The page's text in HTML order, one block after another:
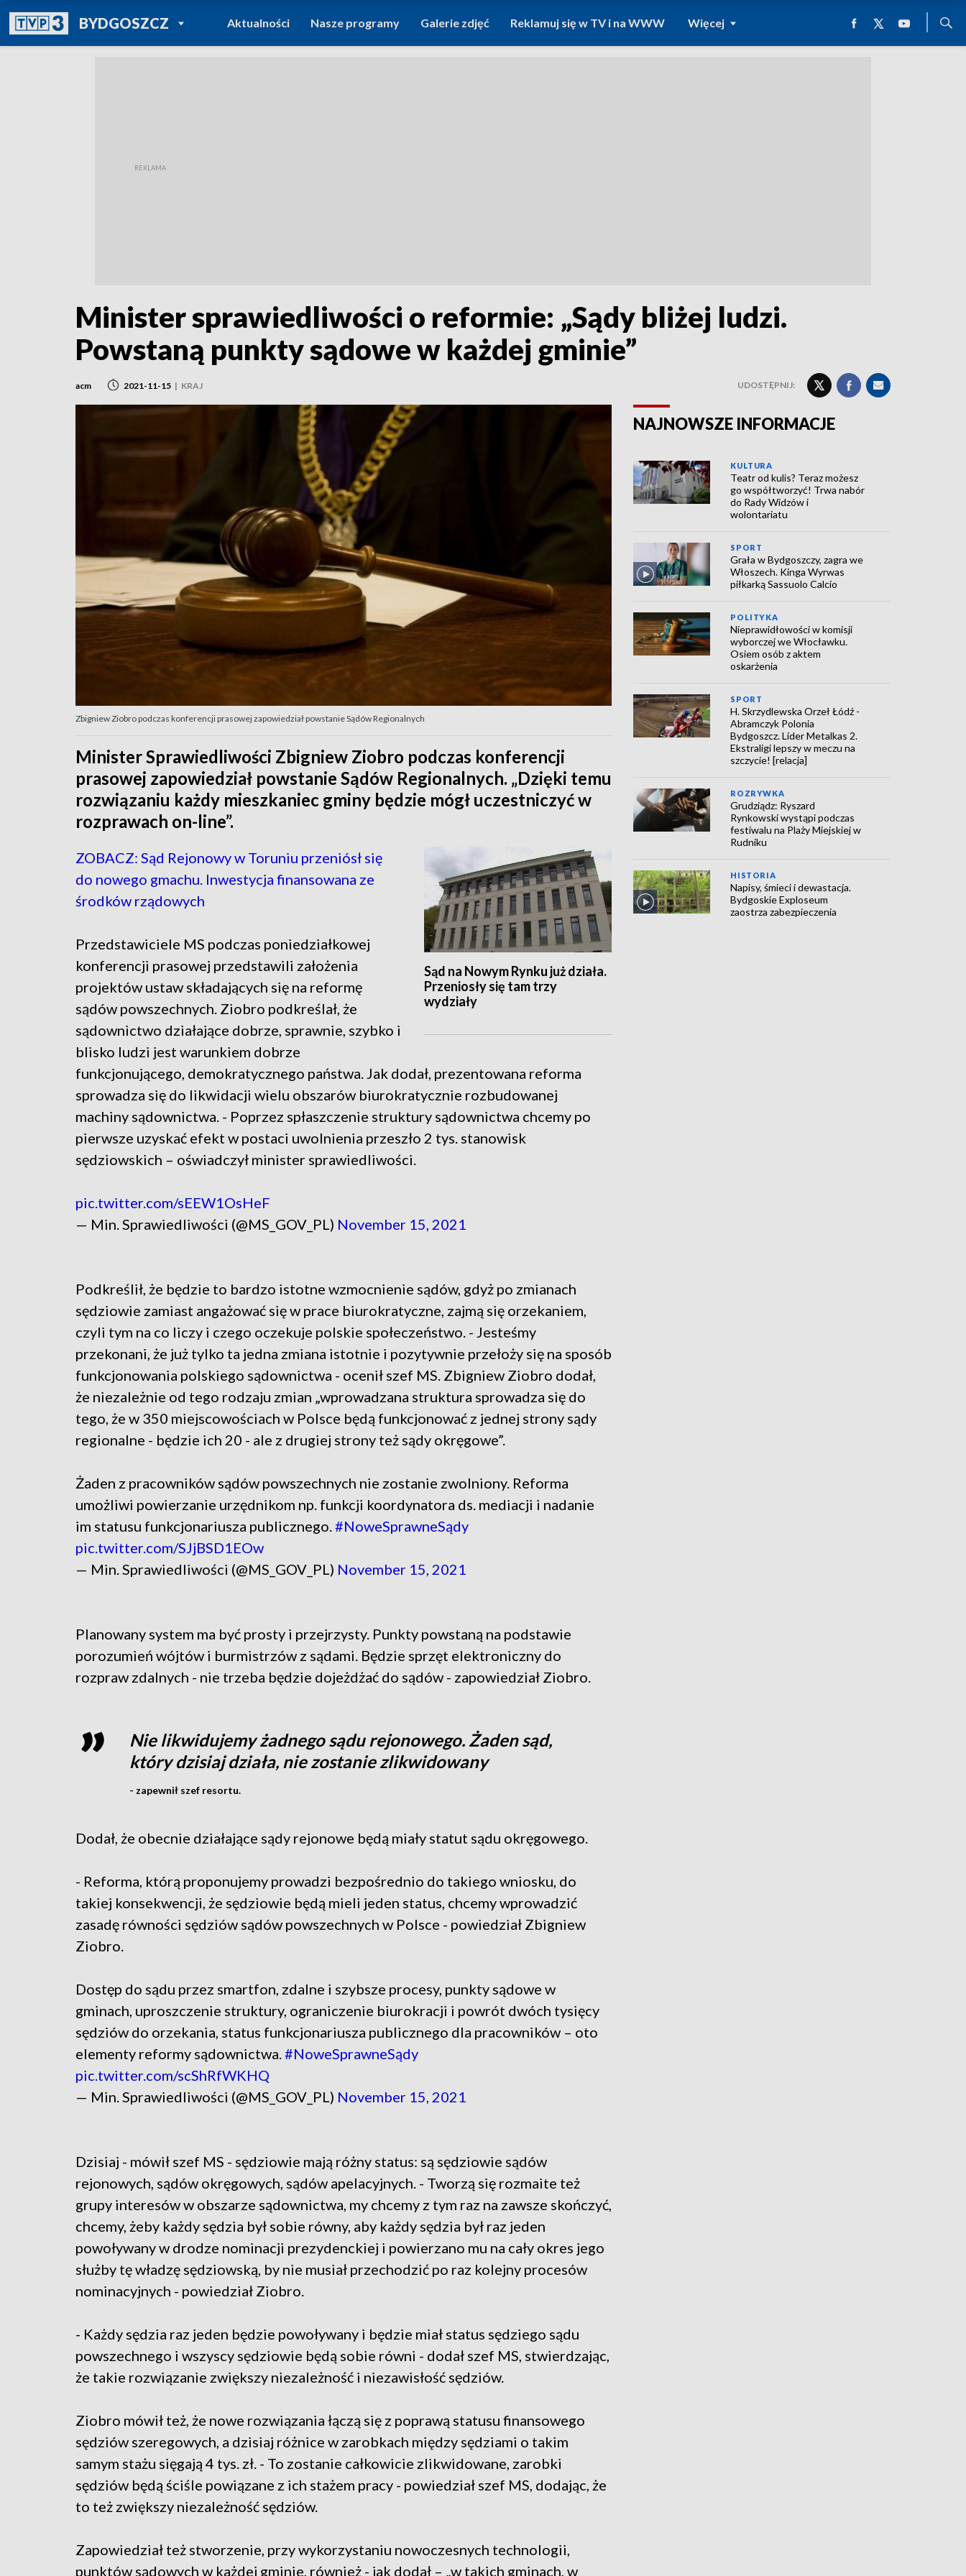
BYDGOSZCZPOWRÓT DO
TVP REGIONY
Aktualności Nasze programy Galerie zdjęć Reklamuj się w TV i na WWW Więcej
Minister sprawiedliwości o reformie: „Sądy bliżej ludzi.
Powstaną punkty sądowe w każdej gminie”
acm 2021-11-15 | KRAJ UDOSTĘPNIJ:
Zbigniew Ziobro podczas konferencji prasowej zapowiedział powstanie Sądów Regionalnych
Minister Sprawiedliwości Zbigniew Ziobro podczas konferencji
prasowej zapowiedział powstanie Sądów Regionalnych. „Dzięki temu
rozwiązaniu każdy mieszkaniec gminy będzie mógł uczestniczyć w
rozprawach on-line”.
Sąd na Nowym Rynku już działa.
Przeniosły się tam trzy
wydziały
ZOBACZ: Sąd Rejonowy w Toruniu przeniósł się
do nowego gmachu. Inwestycja finansowana ze
środków rządowych
Przedstawiciele MS podczas poniedziałkowej
konferencji prasowej przedstawili założenia
projektów ustaw składających się na reformę
sądów powszechnych. Ziobro podkreślał, że
sądownictwo działające dobrze, sprawnie, szybko i
blisko ludzi jest warunkiem dobrze
funkcjonującego, demokratycznego państwa. Jak dodał, prezentowana reforma
sprowadza się do likwidacji wielu obszarów biurokratycznie rozbudowanej
machiny sądownictwa. - Poprzez spłaszczenie struktury sądownictwa chcemy po
pierwsze uzyskać efekt w postaci uwolnienia przeszło 2 tys. stanowisk
sędziowskich – oświadczył minister sprawiedliwości.
pic.twitter.com/sEEW1OsHeF
— Min. Sprawiedliwości (@MS_GOV_PL) November 15, 2021
Podkreślił, że będzie to bardzo istotne wzmocnienie sądów, gdyż po zmianach
sędziowie zamiast angażować się w prace biurokratyczne, zajmą się orzekaniem,
czyli tym na co liczy i czego oczekuje polskie społeczeństwo. - Jesteśmy
przekonani, że już tylko ta jedna zmiana istotnie i pozytywnie przełoży się na sposób
funkcjonowania polskiego sądownictwa - ocenił szef MS. Zbigniew Ziobro dodał,
że niezależnie od tego rodzaju zmian „wprowadzana struktura sprowadza się do
tego, że w 350 miejscowościach w Polsce będą funkcjonować z jednej strony sądy
regionalne - będzie ich 20 - ale z drugiej strony też sądy okręgowe”.
Żaden z pracowników sądów powszechnych nie zostanie zwolniony. Reforma
umożliwi powierzanie urzędnikom np. funkcji koordynatora ds. mediacji i nadanie
im statusu funkcjonariusza publicznego.#NoweSprawneSądy
pic.twitter.com/SJjBSD1EOw
— Min. Sprawiedliwości (@MS_GOV_PL) November 15, 2021
Planowany system ma być prosty i przejrzysty. Punkty powstaną na podstawie
porozumień wójtów i burmistrzów z sądami. Będzie sprzęt elektroniczny do
rozpraw zdalnych - nie trzeba będzie dojeżdżać do sądów - zapowiedział Ziobro.
Nie likwidujemy żadnego sądu rejonowego. Żaden sąd,
który dzisiaj działa, nie zostanie zlikwidowany
- zapewnił szef resortu.
Dodał, że obecnie działające sądy rejonowe będą miały statut sądu okręgowego.
- Reforma, którą proponujemy prowadzi bezpośrednio do takiego wniosku, do
takiej konsekwencji, że sędziowie będą mieli jeden status, chcemy wprowadzić
zasadę równości sędziów sądów powszechnych w Polsce - powiedział Zbigniew
Ziobro.
Dostęp do sądu przez smartfon, zdalne i szybsze procesy, punkty sądowe w
gminach, uproszczenie struktury, ograniczenie biurokracji i powrót dwóch tysięcy
sędziów do orzekania, status funkcjonariusza publicznego dla pracowników – oto
elementy reformy sądownictwa.#NoweSprawneSądy
pic.twitter.com/scShRfWKHQ
— Min. Sprawiedliwości (@MS_GOV_PL) November 15, 2021
Dzisiaj - mówił szef MS - sędziowie mają różny status: są sędziowie sądów
rejonowych, sądów okręgowych, sądów apelacyjnych. - Tworzą się rozmaite też
grupy interesów w obszarze sądownictwa, my chcemy z tym raz na zawsze skończyć,
chcemy, żeby każdy sędzia był sobie równy, aby każdy sędzia był raz jeden
powoływany w drodze nominacji prezydenckiej i powierzano mu na cały okres jego
służby tę władzę sędziowską, by nie musiał przechodzić po raz kolejny procesów
nominacyjnych - powiedział Ziobro.
- Każdy sędzia raz jeden będzie powoływany i będzie miał status sędziego sądu
powszechnego i wszyscy sędziowie będą sobie równi - dodał szef MS, stwierdzając,
że takie rozwiązanie zwiększy niezależność i niezawisłość sędziów.
Ziobro mówił też, że nowe rozwiązania łączą się z poprawą statusu finansowego
sędziów szeregowych, a dzisiaj różnice w zarobkach między sędziami o takim
samym stażu sięgają 4 tys. zł. - To zostanie całkowicie zlikwidowane, zarobki
sędziów będą ściśle powiązane z ich stażem pracy - powiedział szef MS, dodając, że
to też zwiększy niezależność sędziów.
Zapowiedział też stworzenie, przy wykorzystaniu nowoczesnych technologii,
punktów sądowych w każdej gminie, również - jak dodał – „w takich gminach, w
NAJNOWSZE INFORMACJE
KULTURA
Teatr od kulis? Teraz możesz
go współtworzyć! Trwa nabór
do Rady Widzów i
wolontariatu
SPORT
Grała w Bydgoszczy, zagra we
Włoszech. Kinga Wyrwas
piłkarką Sassuolo Calcio
POLITYKA
Nieprawidłowości w komisji
wyborczej we Włocławku.
Osiem osób z aktem
oskarżenia
SPORT
H. Skrzydlewska Orzeł Łódź -
Abramczyk Polonia
Bydgoszcz. Lider Metalkas 2.
Ekstraligi lepszy w meczu na
szczycie! [relacja]
ROZRYWKA
Grudziądz: Ryszard
Rynkowski wystąpi podczas
festiwalu na Plaży Miejskiej w
Rudniku
HISTORIA
Napisy, śmieci i dewastacja.
Bydgoskie Exploseum
zaostrza zabezpieczenia